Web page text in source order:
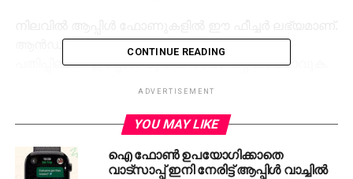
ആന്‍ഡ്രോയിഡില്‍ വാട്സ്ആപ്പിന്റെ ബീറ്റാ
പതിപ്പിലാണ് ഇപ്പോള്‍ പുതിയ അപ്‌ഡേറ്റ് ലഭ്യമാവുക.
വാട്‌സ്ആപ്പിലെ മീഡിയ ഫോണുകളിലെ സ്റ്റോറേജ്
നഷ്ടത്തിന് വലിയൊരു കാരണണ്്. എന്നാല്‍ പുതിയ
ഫീച്ചര്‍ വഴി വാട്‌സ്ആപ്പ് ചാറ്റുകളില്‍ വരുന്ന വീഡിയോ-
ഓഡിയോ തുടങ്ങി ചിത്രങ്ങളുമെല്ലാം തെരഞ്ഞെടുത്ത്
ഡിലീറ്റ് ചെയ്യാന്‍ സാധിക്കുന്നതാണ്.
CONTINUE READING
ADVERTISEMENT
YOU MAY LIKE
ഐ ഫോണ്‍ ഉപയോഗിക്കാതെ
വാട്‌സാപ്പ് ഇനി നേരിട്ട് ആപ്പിള്‍ വാച്ചില്‍